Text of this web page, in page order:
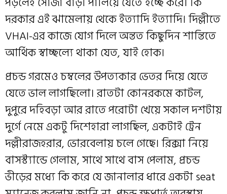
দরকার এই ঝামেলায় থেকে ইত্যাদি ইত্যাদি। দিল্লীতে
VHAI-এর কাজে যোগ দিলে অন্তত কিছুদিন শান্তিতে
আর্থিক স্বাচ্ছল্যে থাকা যেত, যাই হোক।
প্রচন্ড গরমেও চম্বলের উপত্যকার ভেতর দিয়ে যেতে
যেতে ভাল লাগছিলো। রাতটা কোনরকমে কাটল,
দুপুরে দহিবড়া আর রাতে পরোটা খেয়ে সকাল দশটায়
দুর্গে নেমে একটু দিশেহারা লাগছিল, একটাই ট্রেন
দল্লীরাজহরার, ভোরবেলায় চলে গেছে। রিক্সা নিয়ে
বাসস্ট্যান্ডে গেলাম, সাথে সাথে বাস পেলাম, প্রচন্ড
ভীড়ের মধ্যে কি করে যে জানালার ধারে একটা seat